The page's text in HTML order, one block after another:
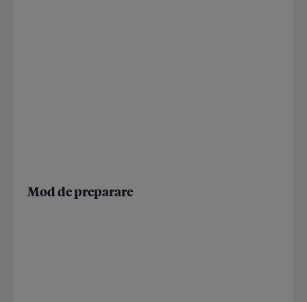
Mod de preparare